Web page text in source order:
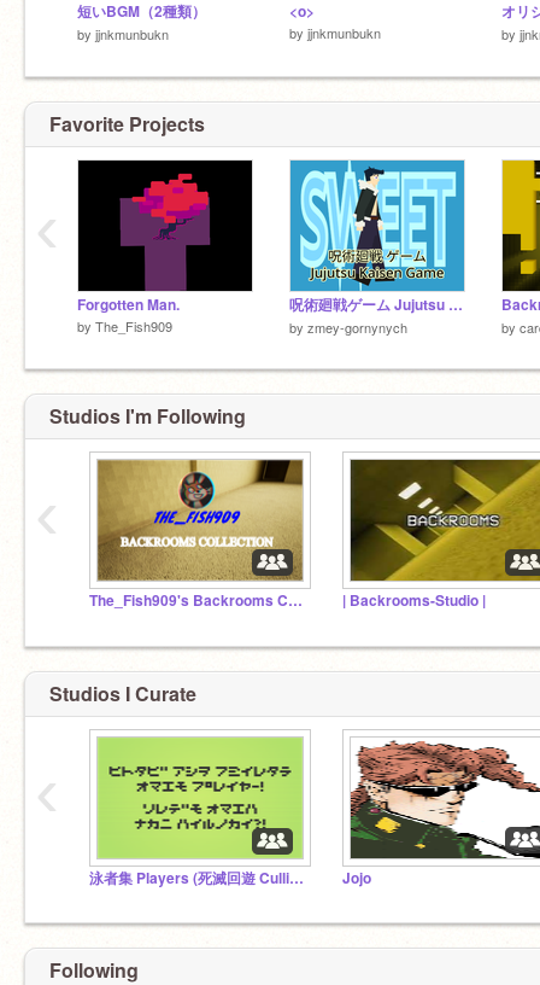
短いBGM（2種類）
by jjnkmunbukn
<o>
by jjnkmunbukn
オリ
by
Favorite Projects
Forgotten Man.
by The_Fish909
呪術廻戦ゲーム Jujutsu Kaisen Game
by zmey-gornynych by
‹
Studios I'm Following
The_Fish909's Backrooms Collection | Backrooms-Studio |
‹
Studios I Curate
泳者集 Players (死滅回遊 Culling Game) Jojo
‹
Following